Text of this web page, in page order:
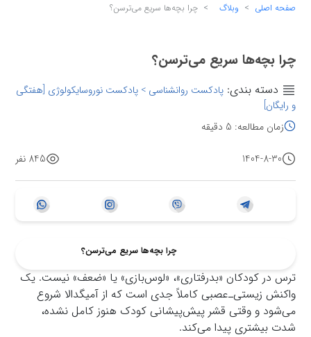
صفحه اصلی وبلاگ چرا بچه‌ها سریع می‌ترسن؟
چرا بچه‌ها سریع می‌ترسن؟
1404-8-30 845 نفر
زمان مطالعه: 5 دقیقه
دسته بندی:پادکست روانشناسی > پادکست نوروسایکولوژی [هفتگی
و رایگان]
چرا بچه‌ها سریع می‌ترسن؟
ترس در کودکان «بدرفتاری»، «لوس‌بازی» یا «ضعف» نیست. یک
واکنش زیستی‌ـ‌عصبی کاملاً جدی است که از آمیگدالا شروع
می‌شود و وقتی قشر پیش‌پیشانی کودک هنوز کامل نشده،
شدت بیشتری پیدا می‌کند.